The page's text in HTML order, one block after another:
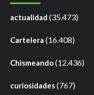
actualidad (35.473)
Cartelera (16.408)
Chismeando(12.436)
curiosidades(767)